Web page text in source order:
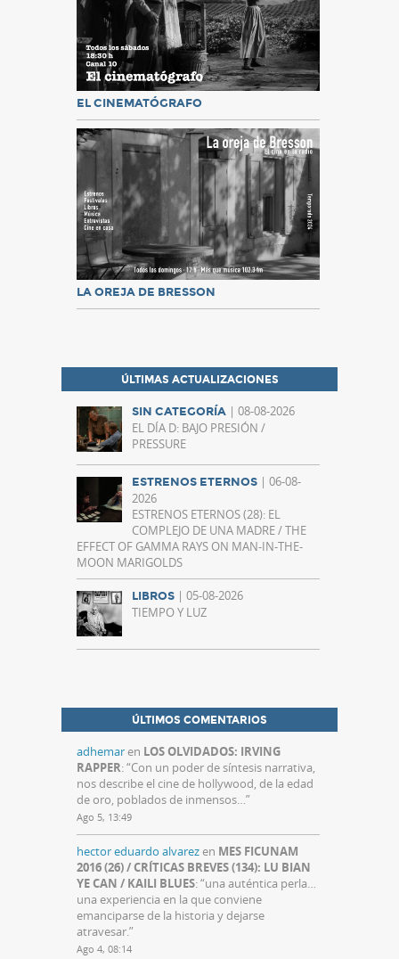
EL CINEMATÓGRAFO
LA OREJA DE BRESSON
ÚLTIMAS ACTUALIZACIONES
SIN CATEGORÍA | 08-08-2026
EL DÍA D: BAJO PRESIÓN /
PRESSURE
ESTRENOS ETERNOS | 06-08-
2026
ESTRENOS ETERNOS (28): EL
COMPLEJO DE UNA MADRE / THE
EFFECT OF GAMMA RAYS ON MAN-IN-THE-
MOON MARIGOLDS
LIBROS | 05-08-2026
TIEMPO Y LUZ
ÚLTIMOS COMENTARIOS
adhemaren LOS OLVIDADOS: IRVING
RAPPER: “Con un poder de síntesis narrativa,
nos describe el cine de hollywood, de la edad
de oro, poblados de inmensos…”
Ago 5, 13:49
hector eduardo alvarezen MES FICUNAM
2016 (26) / CRÍTICAS BREVES (134): LU BIAN
YE CAN / KAILI BLUES: “una auténtica perla…
una experiencia en la que conviene
emanciparse de la historia y dejarse
atravesar.”
Ago 4, 08:14